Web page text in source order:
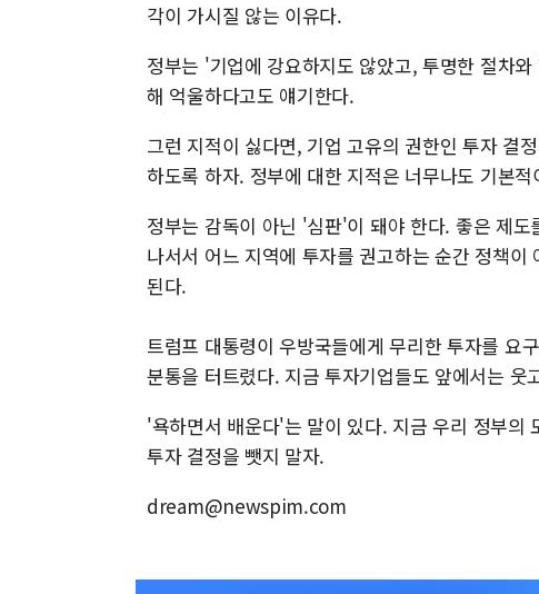
각이 가시질 않는 이유다.
정부는 '기업에 강요하지도 않았고, 투명한 절차
해 억울하다고도 얘기한다.
그런 지적이 싫다면, 기업 고유의 권한인 투자 결
하도록 하자. 정부에 대한 지적은 너무나도 기본
정부는 감독이 아닌 '심판'이 돼야 한다. 좋은 제
나서서 어느 지역에 투자를 권고하는 순간 정책
된다.
트럼프 대통령이 우방국들에게 무리한 투자를 요
분통을 터트렸다. 지금 투자기업들도 앞에서는
'욕하면서 배운다'는 말이 있다. 지금 우리 정부의
투자 결정을 뺏지 말자.
dream@newspim.com